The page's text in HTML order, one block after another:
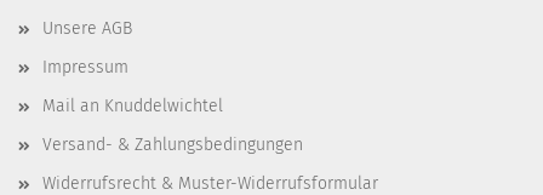
Unsere AGB
Impressum
Mail an Knuddelwichtel
Versand- & Zahlungsbedingungen
Widerrufsrecht & Muster-Widerrufsformular